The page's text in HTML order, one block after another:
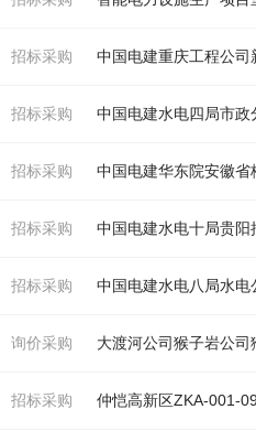
招标采购
招标采购
招标采购
招标采购
招标采购 中国电建水电八局水
询价采购 大渡河公司猴子岩公
招标采购 仲恺高新区ZKA-001-